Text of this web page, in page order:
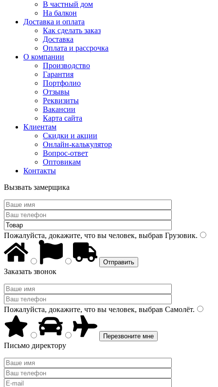
В частный дом
На балкон
Доставка и оплата
Как сделать заказ
Доставка
Оплата и рассрочка
О компании
Производство
Гарантия
Портфолио
Отзывы
Реквизиты
Вакансии
Карта сайта
Клиентам
Скидки и акции
Онлайн-калькулятор
Вопрос-ответ
Оптовикам
Контакты
Вызвать замерщика
Пожалуйста, докажите, что вы человек, выбрав Грузовик.
Заказать звонок
Пожалуйста, докажите, что вы человек, выбрав Самолёт.
Письмо директору